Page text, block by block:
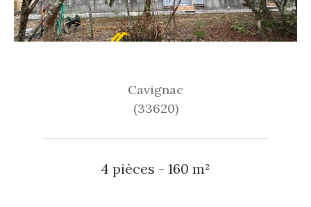
Cavignac
(33620)
4 pièces - 160 m²